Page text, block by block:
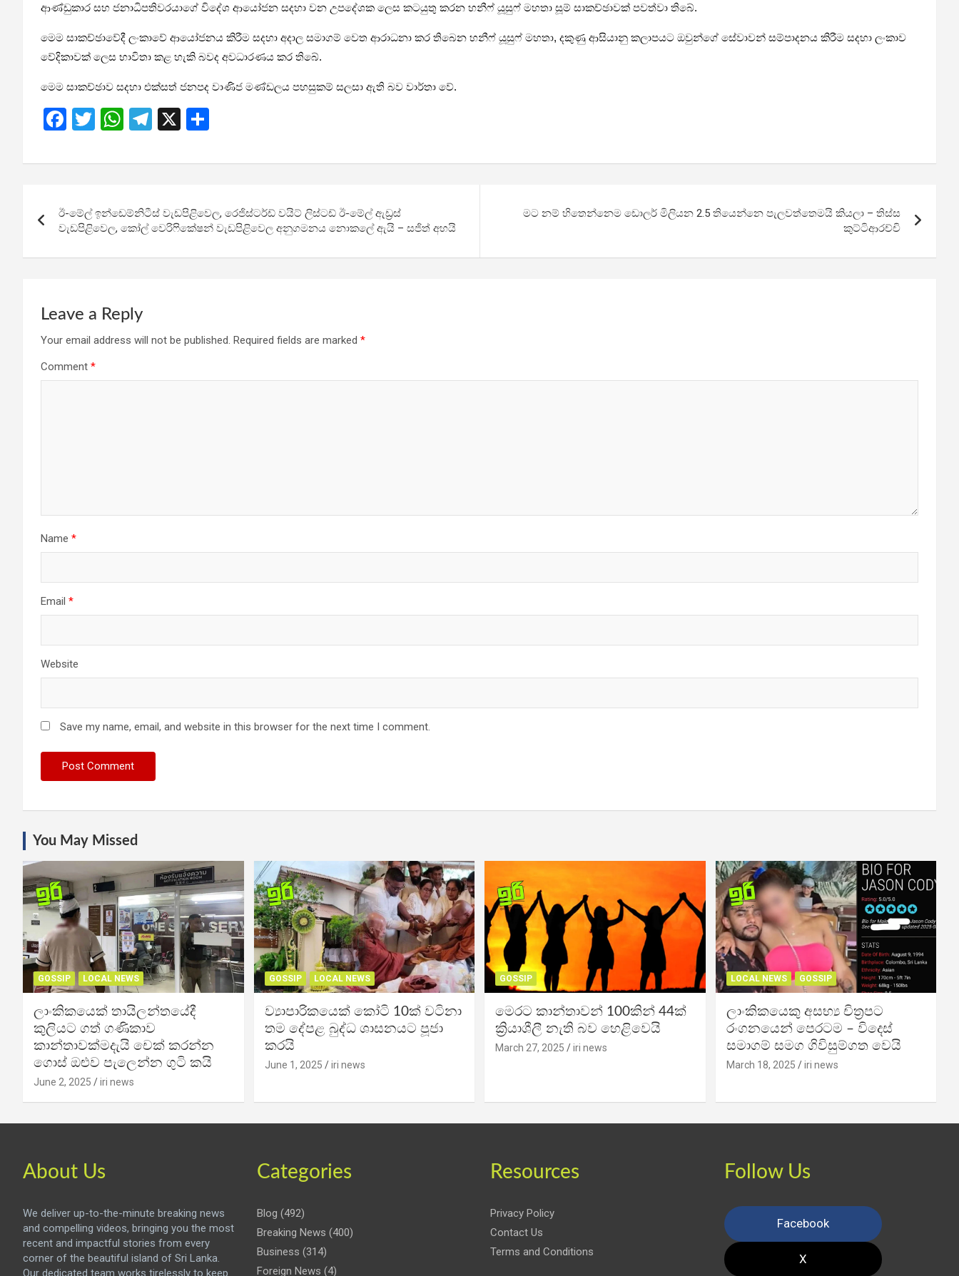
ආණ්ඩුකාර සහ ජනාධිපතිවරයාගේ විදේශ ආයෝජන සදහා වන උපදේශක ලෙස කටයුතු කරන හනීෆ් යූසුෆ් මහතා සූම් සාකච්ඡාවක් පවත්වා තිබේ.
මෙම සාකච්ඡාවේදී ලංකාවේ ආයෝජනය කිරීම සදහා අදාල සමාගම් වෙත ආරාධනා කර තිබෙන හනීෆ් යූසුෆ් මහතා, දකුණු ආසියානු කලාපයට ඔවුන්ගේ සේවාවන් සම්පාදනය කිරීම සදහා ලංකාව
වේදිකාවක් ලෙස භාවිතා කළ හැකි බවද අවධාරණය කර තිබේ.
මෙම සාකච්ඡාව සදහා එක්සත් ජනපද වාණිජ මණ්ඩලය පහසුකම් සලසා ඇති බව වාර්තා වේ.
F
ce
o
o
k
T
tt
W
at
A
p
p
T
e
a
m
X
ar
navigation
ඊ-මේල් ඉන්ඩෙම්නිටීස් වැඩපිළිවෙල, රෙජිස්ටර්ඩ් වයිට් ලිස්ටඩ් ඊ-මේල් ඇඩ්‍රස්
වැඩපිළිවෙල, කෝල් වෙරිෆිකේෂන් වැඩපිළිවෙල අනුගමනය නොකලේ ඇයි – සජිත් අහයි
මට නම් හිතෙන්නෙම ඩොලර් මිලියන 2.5 තියෙන්නෙ පැලවත්තෙමයි කියලා – තිස්ස
කුට්ටිආරච්චි
Leave a Reply
Your email address will not be published. Required fields are marked *
Comment *
Name *
Email *
Website
Save my name, email, and website in this browser for the next time I comment.
You May Missed
GOSSIP LOCAL NEWS
ලාංකිකයෙක් තායිලන්තයේදී
කුලියට ගත් ගණිකාව
කාන්තාවක්මදැයි චෙක් කරන්න
ගොස් ඔළුව පැලෙන්න ගුටි කයි
June 2, 2025 iri news
GOSSIP LOCAL NEWS
ව්‍යාපාරිකයෙක් කෝටි 10ක් වටිනා
තම දේපළ බුද්ධ ශාසනයට පූජා
කරයි
June 1, 2025 iri news
GOSSIP
මෙරට කාන්තාවන් 100කින් 44ක්
ක්‍රියාශීලී නැති බව හෙළිවෙයි
March 27, 2025 iri news
LOCAL NEWS GOSSIP
ලාංකිකයෙකු අසභ්‍ය චිත්‍රපට
රංගනයෙන් පෙරටම – විදෙස්
සමාගම් සමග ගිවිසුම්ගත වෙයි
March 18, 2025 iri news
About Us
We deliver up-to-the-minute breaking news
and compelling videos, bringing you the most
recent and impactful stories from every
corner of the beautiful island of Sri Lanka.
Our dedicated team works tirelessly to keep
Categories
Blog (492)
Breaking News (400)
Business (314)
Foreign News (4)
Resources
Privacy Policy
Contact Us
Terms and Conditions
Follow Us
Facebook
X